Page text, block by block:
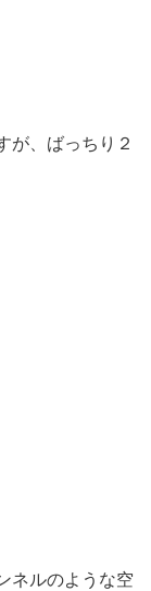
が、ばっちり２
ネルのような空